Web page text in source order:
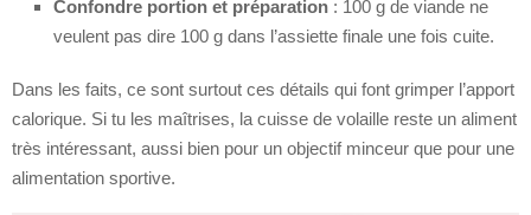
Confondre portion et préparation : 100 g de viande ne
veulent pas dire 100 g dans l’assiette finale une fois cuite.
Dans les faits, ce sont surtout ces détails qui font grimper l’apport
calorique. Si tu les maîtrises, la cuisse de volaille reste un aliment
très intéressant, aussi bien pour un objectif minceur que pour une
alimentation sportive.